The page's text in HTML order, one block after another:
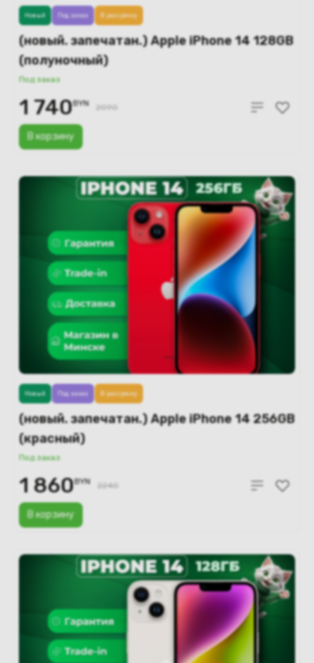
(новый. запечатан.) Apple iPhone 14 128GB
(полуночный)
Под заказ
В корзину
Новый Под заказ В рассрочку
1 740BYN 2090
(новый. запечатан.) Apple iPhone 14 256GB
(красный)
Под заказ
В корзину
Новый Под заказ В рассрочку
1 860BYN 2240